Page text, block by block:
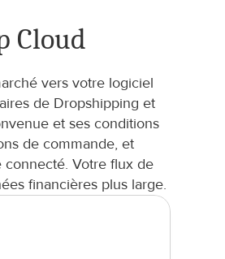
Cloud
vers votre logiciel
de Dropshipping et
et ses conditions
de commande, et
connecté. Votre flux de
financières plus large.